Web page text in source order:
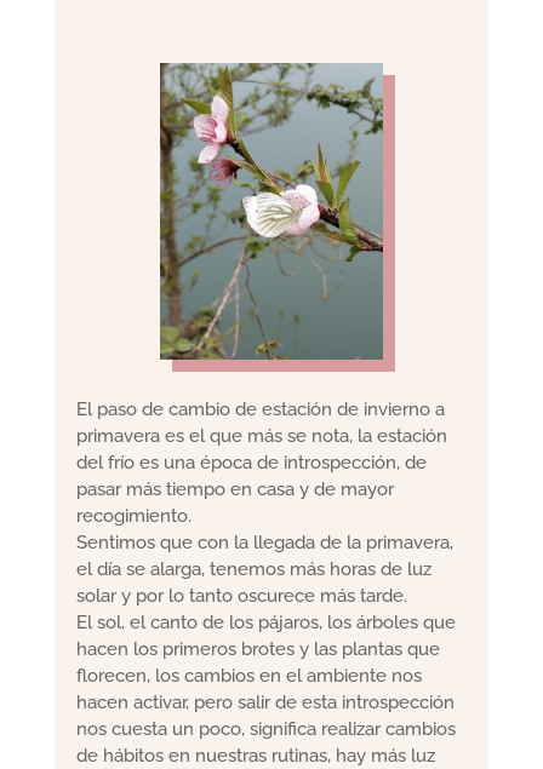
El paso de cambio de estación de invierno a
primavera es el que más se nota, la estación
del frío es una época de introspección, de
pasar más tiempo en casa y de mayor
recogimiento.
Sentimos que con la llegada de la primavera,
el día se alarga, tenemos más horas de luz
solar y por lo tanto oscurece más tarde.
El sol, el canto de los pájaros, los árboles que
hacen los primeros brotes y las plantas que
florecen, los cambios en el ambiente nos
hacen activar, pero salir de esta introspección
nos cuesta un poco, significa realizar cambios
de hábitos en nuestras rutinas, hay más luz